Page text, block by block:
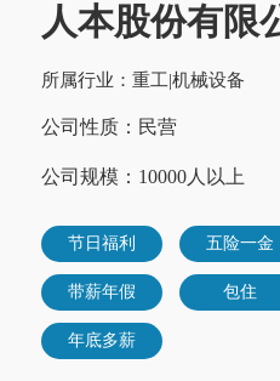
人本股份有限
所属行业：重工|机械设备
公司性质：民营
公司规模：10000人以上
节日福利 五险一金
带薪年假 包住
年底多薪